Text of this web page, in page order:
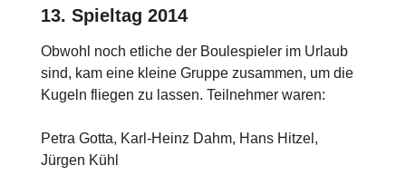
13. Spieltag 2014
Obwohl noch etliche der Boulespieler im Urlaub
sind, kam eine kleine Gruppe zusammen, um die
Kugeln fliegen zu lassen. Teilnehmer waren:
Petra Gotta, Karl-Heinz Dahm, Hans Hitzel,
Jürgen Kühl